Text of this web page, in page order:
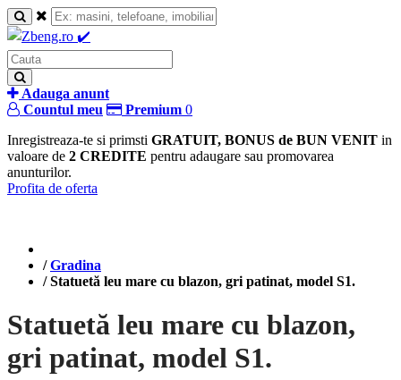
Adauga anunt
Countul meu
Premium 0
Inregistreaza-te si primsti GRATUIT, BONUS de BUN VENIT in
valoare de 2 CREDITE pentru adaugare sau promovarea
anunturilor.
Profita de oferta
/ Gradina
/ Statuetă leu mare cu blazon, gri patinat, model S1.
Statuetă leu mare cu blazon,
gri patinat, model S1.